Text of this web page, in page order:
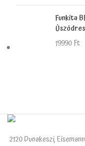
Funkita
19990 Ft
2120 Dunakeszi,